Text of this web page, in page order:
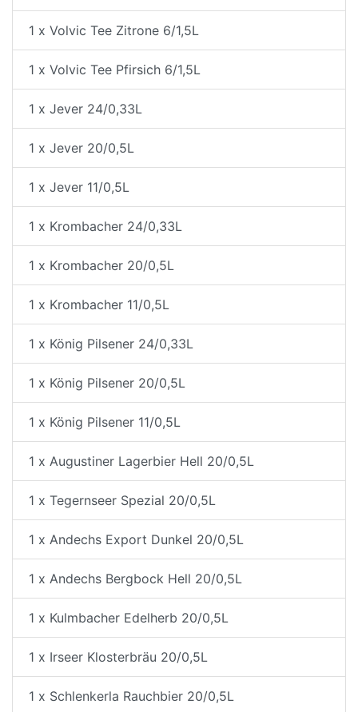
1 x Volvic Tee Zitrone 6/1,5L
1 x Volvic Tee Pfirsich 6/1,5L
1 x Jever 24/0,33L
1 x Jever 20/0,5L
1 x Jever 11/0,5L
1 x Krombacher 24/0,33L
1 x Krombacher 20/0,5L
1 x Krombacher 11/0,5L
1 x König Pilsener 24/0,33L
1 x König Pilsener 20/0,5L
1 x König Pilsener 11/0,5L
1 x Augustiner Lagerbier Hell 20/0,5L
1 x Tegernseer Spezial 20/0,5L
1 x Andechs Export Dunkel 20/0,5L
1 x Andechs Bergbock Hell 20/0,5L
1 x Kulmbacher Edelherb 20/0,5L
1 x Irseer Klosterbräu 20/0,5L
1 x Schlenkerla Rauchbier 20/0,5L